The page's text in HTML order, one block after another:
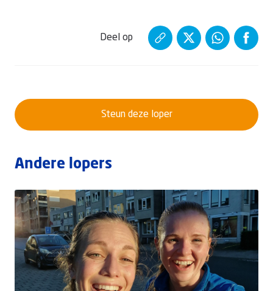
Steun deze loper
Deel op
Andere lopers